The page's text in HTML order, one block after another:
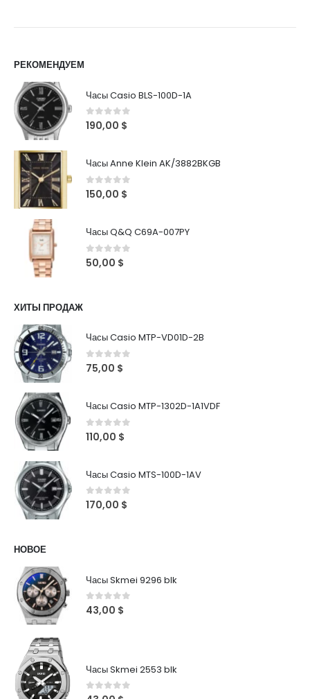
РЕКОМЕНДУЕМ
Часы Casio BLS-100D-1A
0out of 5
190,00 $
Часы Anne Klein AK/3882BKGB
0out of 5
150,00 $
Часы Q&Q C69A-007PY
0out of 5
50,00 $
ХИТЫ ПРОДАЖ
Часы Casio MTP-VD01D-2B
0out of 5
75,00 $
Часы Casio MTP-1302D-1A1VDF
0out of 5
110,00 $
Часы Casio MTS-100D-1AV
0out of 5
170,00 $
НОВОЕ
Часы Skmei 9296 blk
0 out of 5
43,00 $
Часы Skmei 2553 blk
0 out of 5